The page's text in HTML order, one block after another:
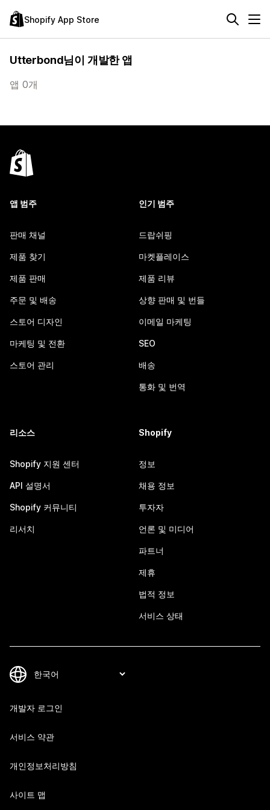
Shopify App Store
Utterbond님이 개발한 앱
앱 0개
앱 범주
판매 채널
제품 찾기
제품 판매
주문 및 배송
스토어 디자인
마케팅 및 전환
스토어 관리
인기 범주
드랍쉬핑
마켓플레이스
제품 리뷰
상향 판매 및 번들
이메일 마케팅
SEO
배송
통화 및 번역
리소스
Shopify 지원 센터
API 설명서
Shopify 커뮤니티
리서치
Shopify
정보
채용 정보
투자자
언론 및 미디어
파트너
제휴
법적 정보
서비스 상태
개발자 로그인
서비스 약관
개인정보처리방침
사이트 맵